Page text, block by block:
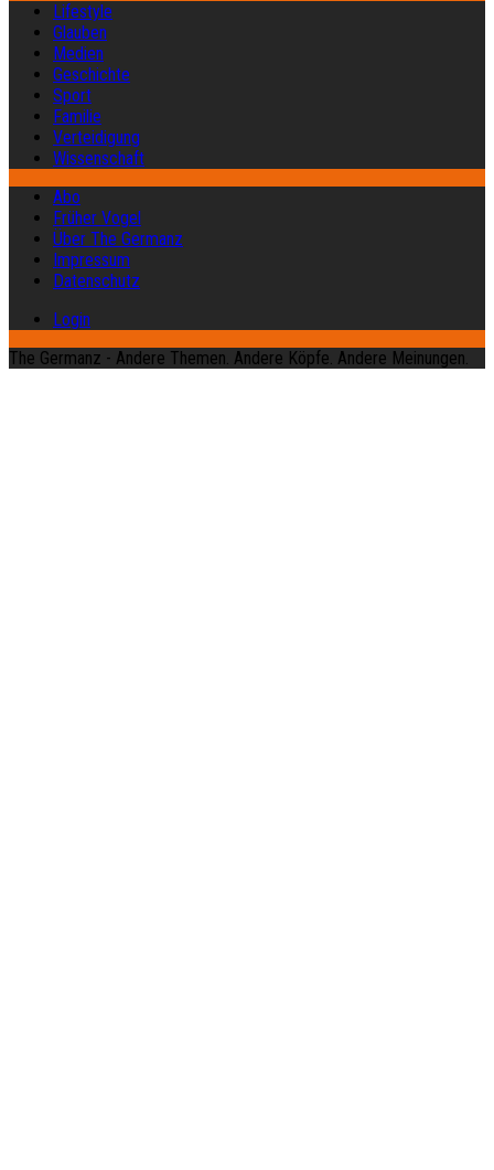
Lifestyle
Glauben
Medien
Geschichte
Sport
Familie
Verteidigung
Wissenschaft
Abo
Früher Vogel
Über The Germanz
Impressum
Datenschutz
Login
The Germanz - Andere Themen. Andere Köpfe. Andere Meinungen.